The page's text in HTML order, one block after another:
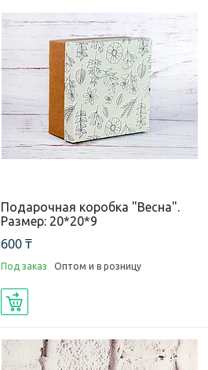
Подарочная коробка "Весна".
Размер: 20*20*9
600 ₸
Под заказ Оптом и в розницу